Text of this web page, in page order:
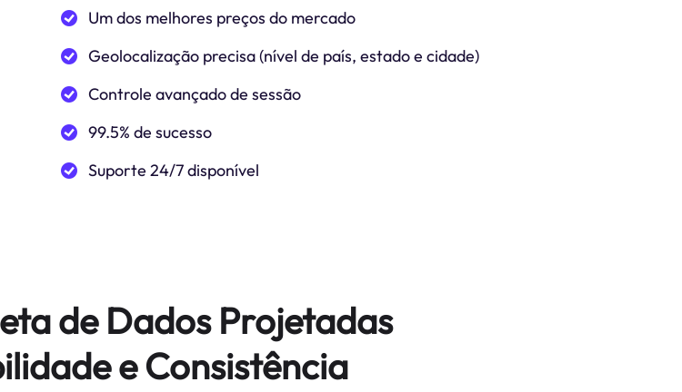
Um dos melhores preços do mercado
Geolocalização precisa (nível de país, estado e cidade)
Controle avançado de sessão
99.5% de sucesso
Suporte 24/7 disponível
de Dados Projetadas
e Consistência